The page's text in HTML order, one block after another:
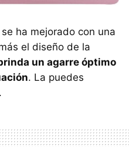
ha mejorado con una
el diseño de la
un agarre óptimo
. La puedes
.